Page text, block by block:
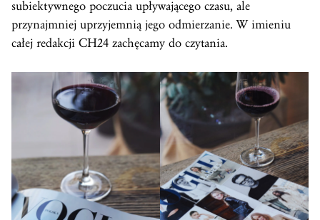
subiektywnego poczucia upływającego czasu, ale
przynajmniej uprzyjemnią jego odmierzanie. W imieniu
całej redakcji CH24 zachęcamy do czytania.